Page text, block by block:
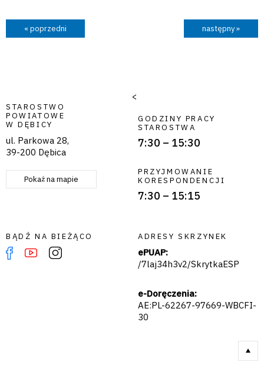
« poprzedni następny »
STAROSTWO
POWIATOWE
W DĘBICY
ul. Parkowa 28,
39-200 Dębica
Pokaż na mapie
<
GODZINY PRACY
STAROSTWA
7:30 – 15:30
PRZYJMOWANIE
KORESPONDENCJI
7:30 – 15:15
BĄDŹ NA BIEŻĄCO ADRESY SKRZYNEK
ePUAP:
/7laj34h3v2/SkrytkaESP
e-Doręczenia:
AE:PL-62267-97669-WBCFI-
30